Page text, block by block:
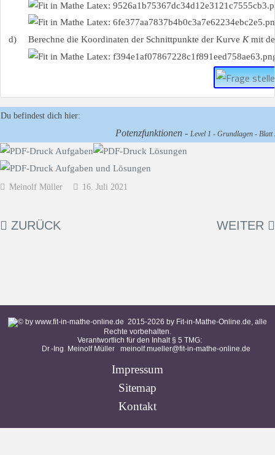
d) Berechne die Koordinaten der Schnittpunkte der Kurve Kmit
Du befindest dich hier:
Potenzfunktionen - Level 1 - Grundlagen - Blatt
Meinolf Müller 16. Juli 2021
ZURÜCK WEITER
2015-2026 by Fit-in-Mathe-Online.de, alle
Rechte vorbehalten.
Verantwortlich für den Inhalt § 5 TMG:
Dr.-Ing. Meinolf Müller meinolf.mueller@fit-in-mathe-online.de
Impressum
Sitemap
Kontakt